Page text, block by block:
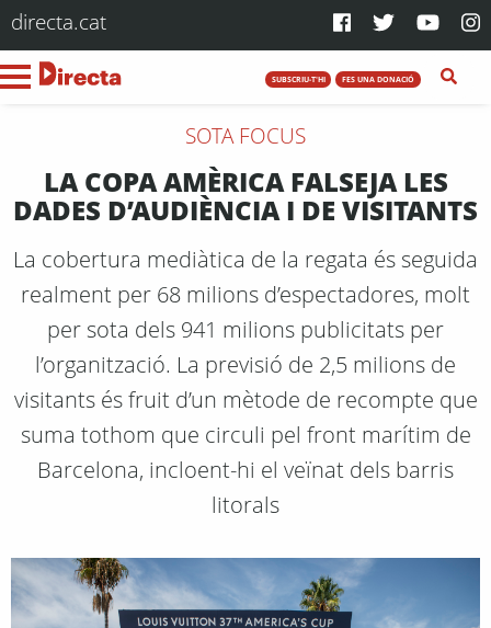
directa.cat
SUBSCRIU-T'HI FES UNA DONACIÓ
SOTA FOCUS
LA COPA AMÈRICA FALSEJA LES
DADES D’AUDIÈNCIA I DE VISITANTS
La cobertura mediàtica de la regata és seguida
realment per 68 milions d’espectadores, molt
per sota dels 941 milions publicitats per
l’organització. La previsió de 2,5 milions de
visitants és fruit d’un mètode de recompte que
suma tothom que circuli pel front marítim de
Barcelona, incloent-hi el veïnat dels barris
litorals